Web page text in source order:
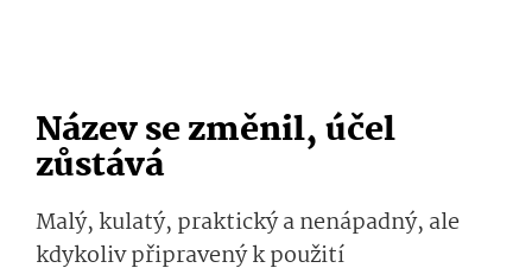
Název se změnil, účel
zůstává
Malý, kulatý, praktický a nenápadný, ale
kdykoliv připravený k použití